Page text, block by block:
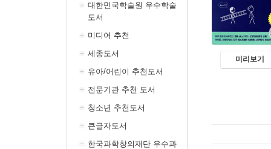
대한민국학술원 우수학술
도서
미디어 추천
세종도서
유아/어린이 추천도서
전문기관 추천 도서
청소년 추천도서
큰글자도서
한국과학창의재단 우수과
미리보기